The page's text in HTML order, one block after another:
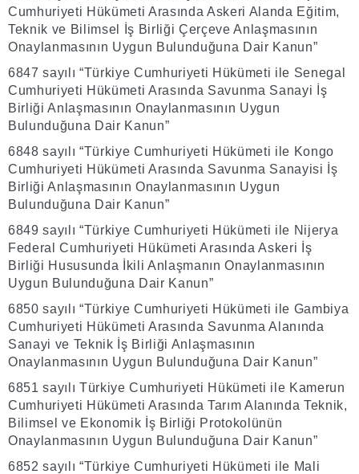
Cumhuriyeti Hükümeti Arasında Askeri Alanda Eğitim,
Teknik ve Bilimsel İş Birliği Çerçeve Anlaşmasının
Onaylanmasının Uygun Bulunduğuna Dair Kanun”
6847 sayılı “Türkiye Cumhuriyeti Hükümeti ile Senegal
Cumhuriyeti Hükümeti Arasında Savunma Sanayi İş
Birliği Anlaşmasının Onaylanmasının Uygun
Bulunduğuna Dair Kanun”
6848 sayılı “Türkiye Cumhuriyeti Hükümeti ile Kongo
Cumhuriyeti Hükümeti Arasında Savunma Sanayisi İş
Birliği Anlaşmasının Onaylanmasının Uygun
Bulunduğuna Dair Kanun”
6849 sayılı “Türkiye Cumhuriyeti Hükümeti ile Nijerya
Federal Cumhuriyeti Hükümeti Arasında Askeri İş
Birliği Hususunda İkili Anlaşmanın Onaylanmasının
Uygun Bulunduğuna Dair Kanun”
6850 sayılı “Türkiye Cumhuriyeti Hükümeti ile Gambiya
Cumhuriyeti Hükümeti Arasında Savunma Alanında
Sanayi ve Teknik İş Birliği Anlaşmasının
Onaylanmasının Uygun Bulunduğuna Dair Kanun”
6851 sayılı Türkiye Cumhuriyeti Hükümeti ile Kamerun
Cumhuriyeti Hükümeti Arasında Tarım Alanında Teknik,
Bilimsel ve Ekonomik İş Birliği Protokolünün
Onaylanmasının Uygun Bulunduğuna Dair Kanun”
6852 sayılı “Türkiye Cumhuriyeti Hükümeti ile Mali